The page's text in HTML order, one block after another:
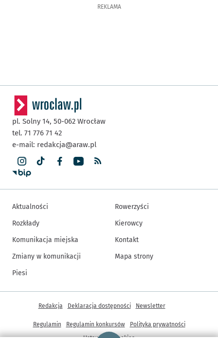
REKLAMA
pl. Solny 14, 50-062 Wrocław
tel. 71 776 71 42
e-mail: redakcja@araw.pl
Aktualności
Rozkłady
Komunikacja miejska
Zmiany w komunikacji
Piesi
Rowerzyści
Kierowcy
Kontakt
Mapa strony
Inne informacje
Redakcja Deklaracja dostępności Newsletter
Regulamin Regulamin konkursów
Polityka prywatności